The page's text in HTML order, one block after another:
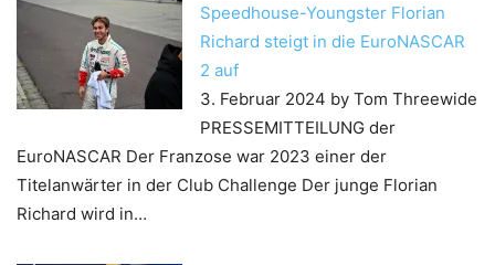
Speedhouse-Youngster Florian
Richard steigt in die EuroNASCAR
2 auf
3. Februar 2024 by Tom Threewide
PRESSEMITTEILUNG der
EuroNASCAR Der Franzose war 2023 einer der
Titelanwärter in der Club Challenge Der junge Florian
Richard wird in…